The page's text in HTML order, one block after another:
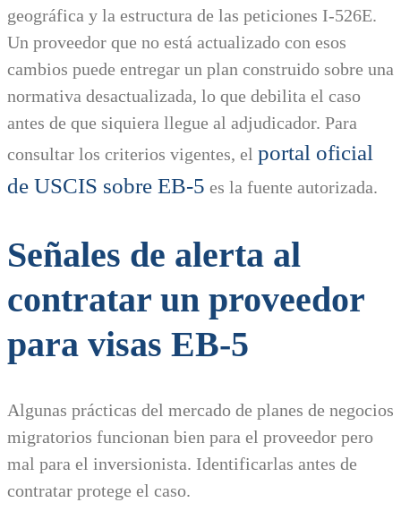
geográfica y la estructura de las peticiones I-526E.
Un proveedor que no está actualizado con esos
cambios puede entregar un plan construido sobre una
normativa desactualizada, lo que debilita el caso
antes de que siquiera llegue al adjudicador. Para
consultar los criterios vigentes, el portal oficial
de USCIS sobre EB-5 es la fuente autorizada.
Señales de alerta al
contratar un proveedor
para visas EB-5
Algunas prácticas del mercado de planes de negocios
migratorios funcionan bien para el proveedor pero
mal para el inversionista. Identificarlas antes de
contratar protege el caso.